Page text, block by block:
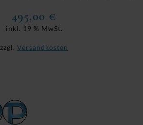
495,00 €
inkl. 19 % MwSt.
zzgl. Versandkosten